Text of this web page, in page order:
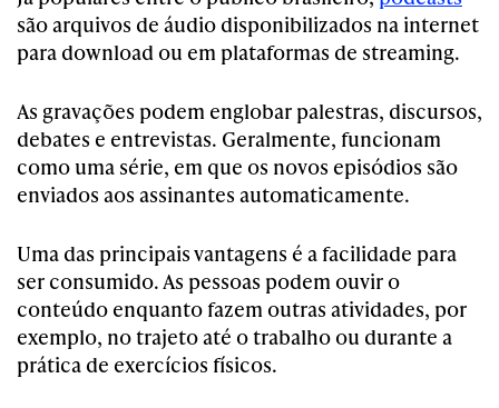
são arquivos de áudio disponibilizados na internet
para download ou em plataformas de streaming.
As gravações podem englobar palestras, discursos,
debates e entrevistas. Geralmente, funcionam
como uma série, em que os novos episódios são
enviados aos assinantes automaticamente.
Uma das principais vantagens é a facilidade para
ser consumido. As pessoas podem ouvir o
conteúdo enquanto fazem outras atividades, por
exemplo, no trajeto até o trabalho ou durante a
prática de exercícios físicos.